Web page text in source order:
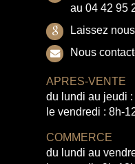
au 04 42 95
Laissez
Nous
APRES-VENTE
du lundi au jeudi
le vendredi : 8h-
COMMERCE
du lundi au